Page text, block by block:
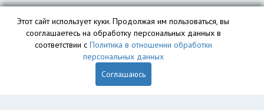
Этот сайт использует куки. Продолжая им пользоваться, вы
сооглашаетесь на обработку персональных данных в
соответствии с Политика в отношении обработки
персональных данных
Соглашаюсь